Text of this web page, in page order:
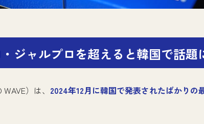
ジャルプロを超えると韓国で話題
）は、 2024年12月に韓国で発表されたばかりの